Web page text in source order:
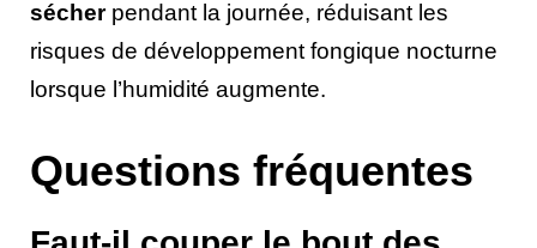
sécherpendant la journée, réduisant les
risques de développement fongique nocturne
lorsque l’humidité augmente.
Questions fréquentes